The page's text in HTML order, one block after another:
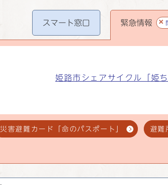
スマート窓口 緊急情報
姫路市シェアサイクル「姫
災害避難カード「命のパスポート」 避難